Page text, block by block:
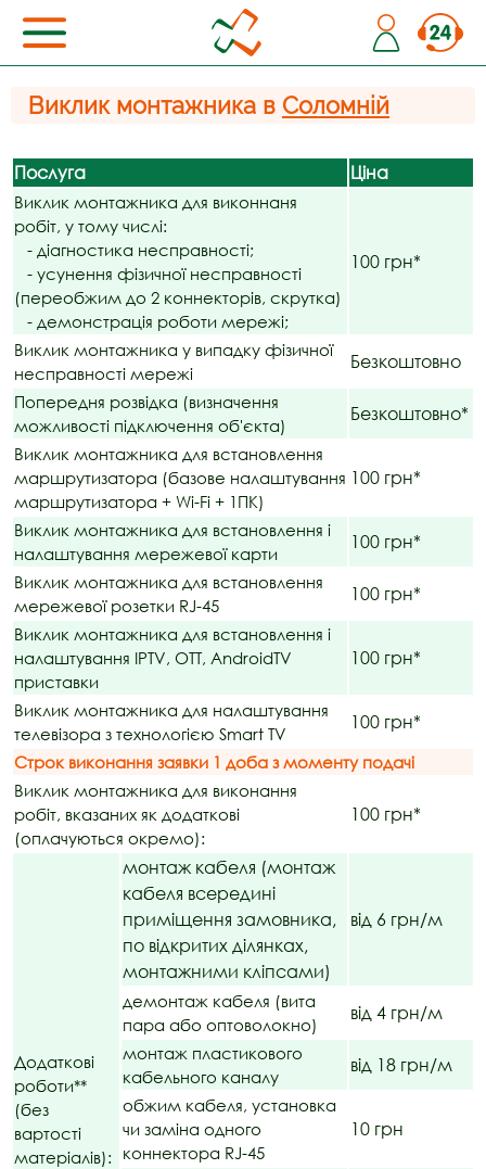
Виклик монтажника в Соломній
Послуга Ціна
Виклик монтажника для виконнаня
робіт, у тому числі:
- діагностика несправності;
- усунення фізичної несправності
(переобжим до 2 коннекторів, скрутка)
- демонстрація роботи мережі;
100 грн*
Виклик монтажника у випадку фізичної
несправності мережі
Безкоштовно
Попередня розвідка (визначення
можливості підключення об'єкта)
Безкоштовно*
Виклик монтажника для встановлення
маршрутизатора (базове налаштування
маршрутизатора + Wi-Fi + 1ПК)
100 грн*
Виклик монтажника для встановлення і
налаштування мережевої карти
100 грн*
Виклик монтажника для встановлення
мережевої розетки RJ-45
100 грн*
Виклик монтажника для встановлення і
налаштування IPTV, OTT, AndroidTV
приставки
100 грн*
Виклик монтажника для налаштування
телевізора з технологією Smart TV
100 грн*
Строк виконання заявки 1 доба з моменту подачі
Виклик монтажника для виконання
робіт, вказаних як додаткові
(оплачуються окремо):
100 грн*
Додаткові
роботи**
(без
вартості
матеріалів):
монтаж кабеля (монтаж
кабеля всередині
приміщення замовника,
по відкритих ділянках,
монтажними кліпсами)
від 6 грн/м
демонтаж кабеля (вита
пара або оптоволокно)
від 4 грн/м
монтаж пластикового
кабельного каналу
від 18 грн/м
обжим кабеля, установка
чи заміна одного
коннектора RJ-45
10 грн